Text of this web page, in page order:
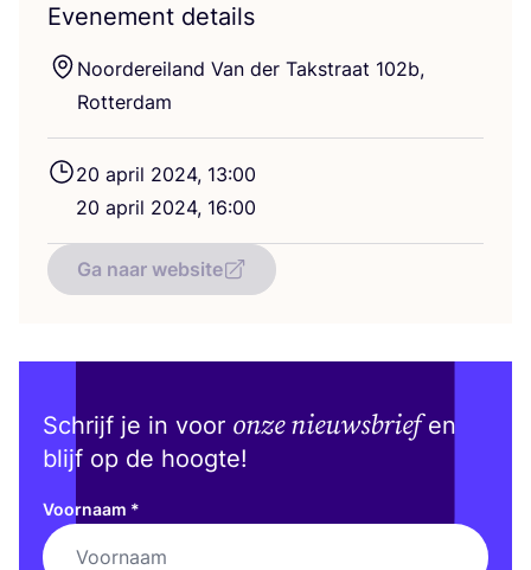
Evenement details
Noor­der­ei­land Van der Tak­straat 102b,
Rotterdam
20 april 2024, 13:00
20 april 2024, 16:00
Ga naar website
Schrijf je in voor onze nieuwsbriefen
blijf op de hoogte!
Voornaam *